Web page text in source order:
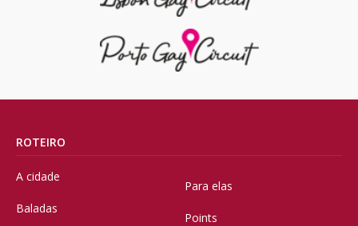
ROTEIRO
A cidade
Baladas
Para elas
Points